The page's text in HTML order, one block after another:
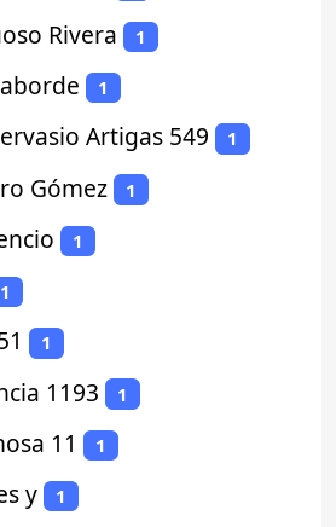
Rivera 1
1
Artigas 549 1
Gómez 1
1
1
1
1193 1
11 1
y 1